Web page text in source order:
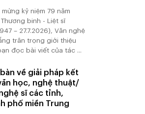
mừng kỷ niệm 79 năm
Thương binh - Liệt sĩ
– 27.7.2026), Văn nghệ
trân trọng giới thiệu
đọc bài viết của tác ...
về giải pháp kết
học, nghệ thuật/
sĩ các tỉnh,
phố miền Trung